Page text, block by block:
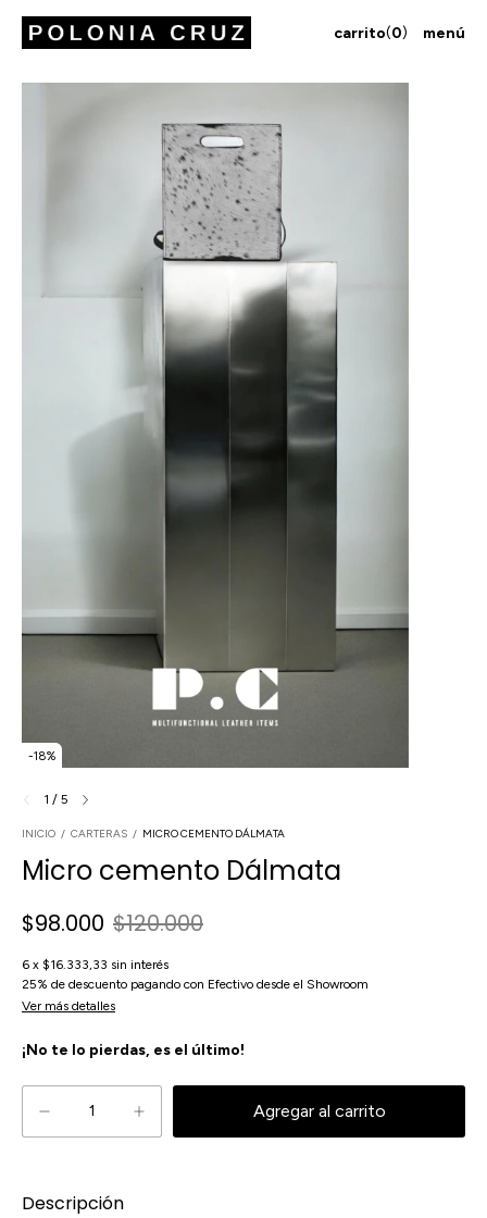
menú
carrito(0)
-18%
1 / 5
INICIO / CARTERAS / MICRO CEMENTO DÁLMATA
Micro cemento Dálmata
$98.000 $120.000
6 x $16.333,33 sin interés
25% de descuento pagando con Efectivo desde el Showroom
Ver más detalles
¡No te lo pierdas, es el último!
Descripción